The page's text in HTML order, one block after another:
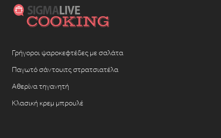
Γρήγοροι ψαροκεφτέδες με σαλάτα
Παγωτό σάντουιτς στρατσιατέλα
Αθερίνα τηγανητή
Κλασική κρεμ μπρουλέ